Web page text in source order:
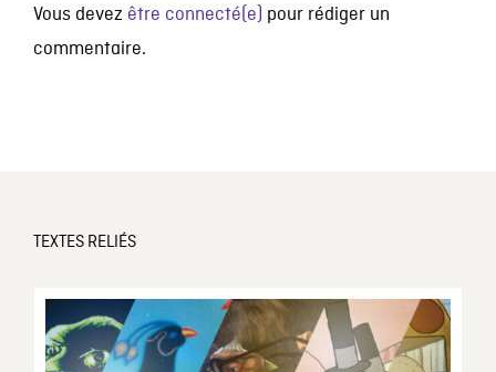
Vous devez être connecté(e) pour rédiger un
commentaire.
TEXTES RELIÉS